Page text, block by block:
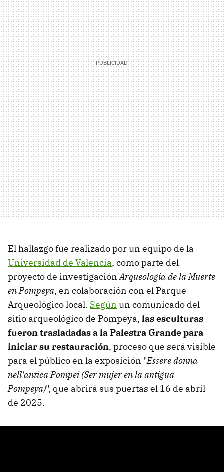
El hallazgo fue realizado por un equipo de la
Universidad de Valencia, como parte del
proyecto de investigaciónArqueología de la Muerte
en Pompeya, en colaboración con el Parque
Arqueológico local. Según un comunicado del
sitio arqueológico de Pompeya, las esculturas
fueron trasladadas a la Palestra Grande para
iniciar su restauración, proceso que será visible
para el público en la exposición "Essere donna
nell'antica Pompei (Ser mujer en la antigua
Pompeya)", que abrirá sus puertas el 16 de abril
de 2025.